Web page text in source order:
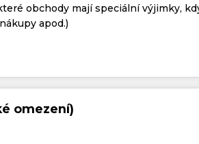
obchody mají speciální výjimky,
apod.)
omezení)